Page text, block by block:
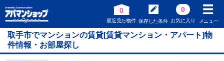
0
最近見た物件 保存した条件
0
お気に入り メニュー
取手市でマンションの賃貸[賃貸マンション・アパート]物
件情報・お部屋探し